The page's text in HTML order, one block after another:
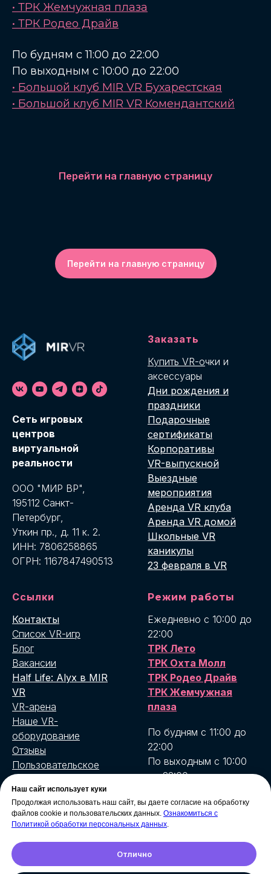
• ТРК Жемчужная плаза
• ТРК Родео Драйв
По будням с 11:00 до 22:00
По выходным с 10:00 до 22:00
• Большой клуб MIR VR Бухарестская
• Большой клуб MIR VR Комендантский
Перейти на главную страницу
Перейти на главную страницу
Cеть игровых
центров
виртуальной
реальности
ООО "МИР ВР",
195112 Санкт-
Петербург,
Уткин пр., д. 11 к. 2.
ИНН: 7806258865
ОГРН: 1167847490513
Заказать
Купить VR-очки и
аксессуары
Дни рождения и
праздники
Подарочные
сертификаты
Корпоративы
VR-выпускной
Выездные
мероприятия
Аренда VR клуба
Аренда VR домой
Школьные VR
каникулы
23 февраля в VR
Ссылки
Контакты
Список VR-игр
Блог
Вакансии
Half Life: Alyx в MIR
VR
VR-арена
Наше VR-
оборудование
Отзывы
Пользовательское
Условия возврата и
доставки
Договор публичной
Режим работы
Ежедневно с 10:00 до
22:00
ТРК Лето
ТРК Охта Молл
ТРК Родео Драйв
ТРК Жемчужная
плаза
По будням с 11:00 до
22:00
По выходным с 10:00
до 22:00
MIR VR
Комендантский
Наш сайт использует куки
Продолжая использовать наш сайт, вы даете согласие на обработку
файлов cookie и пользовательских данных. Ознакомиться с
Политикой обработки персональных данных.
Отлично